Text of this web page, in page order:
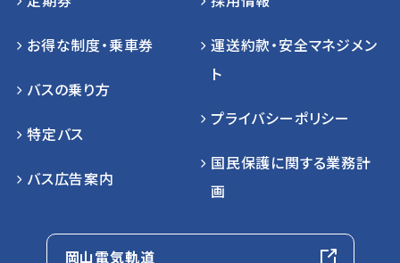
お得な制度・乗車券
バスの乗り方
特定バス
バス広告案内
運送約款・安全マネジメン
ト
プライバシーポリシー
国民保護に関する業務計
画
岡山電気軌道